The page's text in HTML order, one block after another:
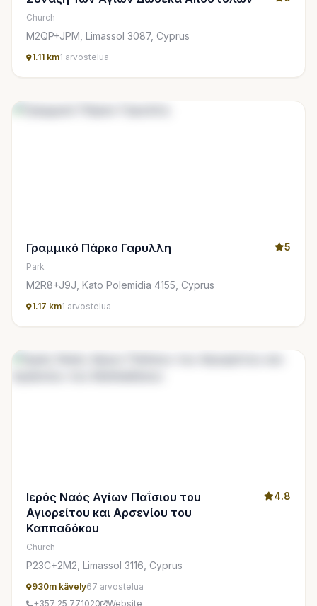
Church
M2QP+JPM, Limassol 3087, Cyprus
1.11 km1 arvostelua
Γραμμικό Πάρκο Γαρυλλη 5
Park
M2R8+J9J, Kato Polemidia 4155, Cyprus
1.17 km1 arvostelua
Ιερός Ναός Αγίων Παΐσιου του
Αγιορείτου και Αρσενίου του
Καππαδόκου
4.8
Church
P23C+2M2, Limassol 3116, Cyprus
930m kävely67 arvostelua
+357 25 771020
Website